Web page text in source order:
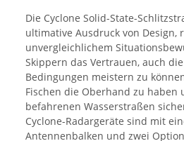
Die Cyclone Solid-State-
ultimative Ausdruck von Design,
unvergleichlichem
Skippern das Vertrauen, auch
Bedingungen meistern zu
Fischen die Oberhand zu haben
befahrenen Wasserstraßen
Cyclone-Radargeräte sind mit
Antennenbalken und zwei